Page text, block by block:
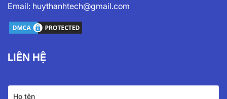
Email: huythanhtech@gmail.com
LIÊN HỆ